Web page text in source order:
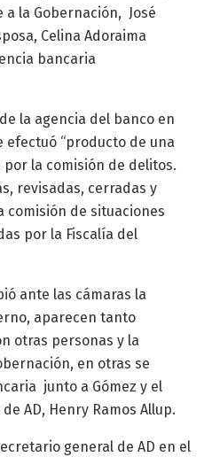
la Gobernación, José
Celina Adoraima
bancaria
la agencia del banco en
efectuó “producto de una
la comisión de delitos.
revisadas, cerradas y
de situaciones
por la Fiscalía del
ante las cámaras la
aparecen tanto
otras personas y la
en otras se
junto a Gómez y el
AD, Henry Ramos Allup.
general de AD en el